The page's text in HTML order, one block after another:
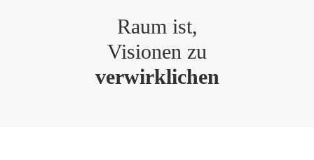
Raum ist,
Visionen zu
verwirklichen